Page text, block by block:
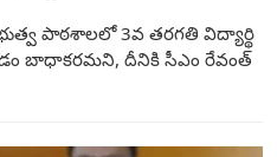
పాఠశాలలో 3వ తరగతి విద్యార్థి
బాధాకరమని, దీనికి సీఎం రేవంత్